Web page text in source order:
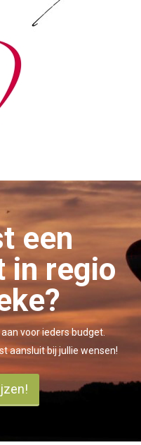
een
in regio
voor ieders budget.
aansluit bij jullie wensen!